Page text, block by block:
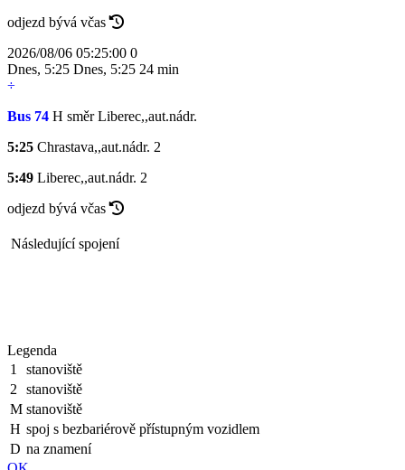
odjezd bývá včas
2026/08/06 05:25:00 0
Dnes, 5:25 Dnes, 5:25 24 min
÷
Bus 74 H směr Liberec,,aut.nádr.
5:25 Chrastava,,aut.nádr. 2
5:49 Liberec,,aut.nádr. 2
odjezd bývá včas
Následující spojení
Legenda
1
stanoviště
2
stanoviště
M stanoviště
H spoj s bezbariérově přístupným vozidlem
D na znamení